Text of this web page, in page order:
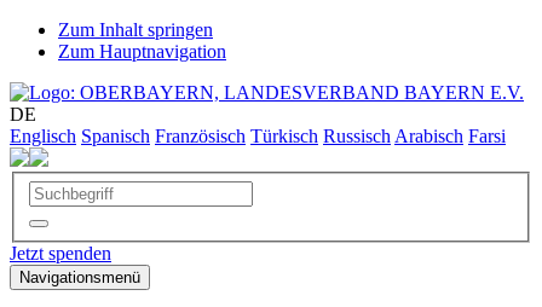
Zum Inhalt springen
Zum Hauptnavigation
DE
Englisch Spanisch Französisch Türkisch Russisch Arabisch Farsi
Jetzt spenden
Navigationsmenü